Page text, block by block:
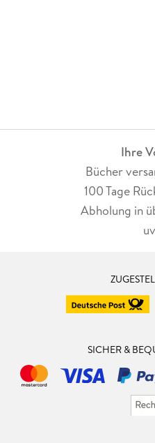
Ihre
Bücher
100 Tage
Abholung in
SICHER &